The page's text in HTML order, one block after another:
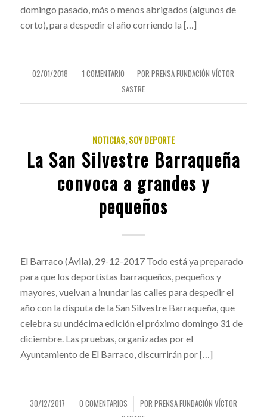
domingo pasado, más o menos abrigados (algunos de
corto), para despedir el año corriendo la […]
02/01/2018
/ 1 COMENTARIO
/ PORPRENSA FUNDACIÓN VÍCTOR
SASTRE
NOTICIAS,SOY DEPORTE
La San Silvestre Barraqueña
convoca a grandes y
pequeños
El Barraco (Ávila), 29-12-2017 Todo está ya preparado
para que los deportistas barraqueños, pequeños y
mayores, vuelvan a inundar las calles para despedir el
año con la disputa de la San Silvestre Barraqueña, que
celebra su undécima edición el próximo domingo 31 de
diciembre. Las pruebas, organizadas por el
Ayuntamiento de El Barraco, discurrirán por […]
30/12/2017
/ 0 COMENTARIOS
/ POR PRENSA FUNDACIÓN VÍCTOR